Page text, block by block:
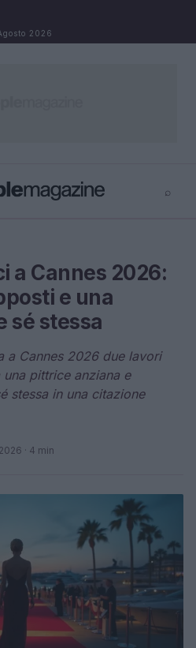
2026
⌕
a Cannes 2026:
e una
sé stessa
a Cannes 2026 due lavori
pittrice anziana e
stessa in una citazione
· 4 min